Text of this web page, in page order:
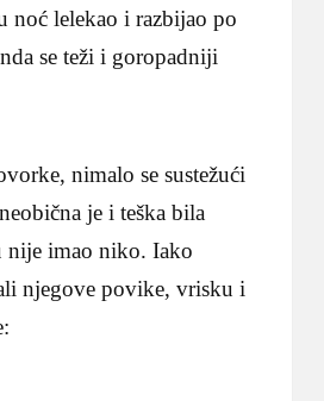
noć lelekao i razbijao po
se teži i goropadniji
nimalo se sustežući
je i teška bila
nije imao niko. Iako
njegove povike, vrisku i